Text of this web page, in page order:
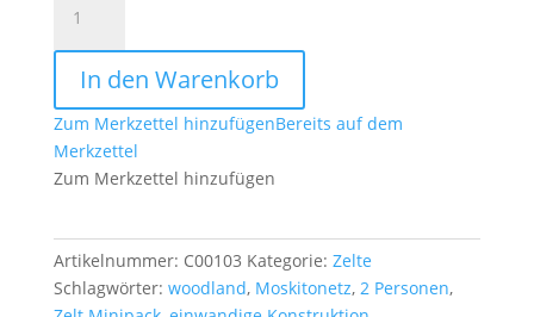
Personen
Zelt
Minipack
woodland
Menge
In den Warenkorb
Zum Merkzettel hinzufügenBereits auf dem
Merkzettel
Zum Merkzettel hinzufügen
Artikelnummer: C00103 Kategorie: Zelte
Schlagwörter: woodland, Moskitonetz, 2 Personen,